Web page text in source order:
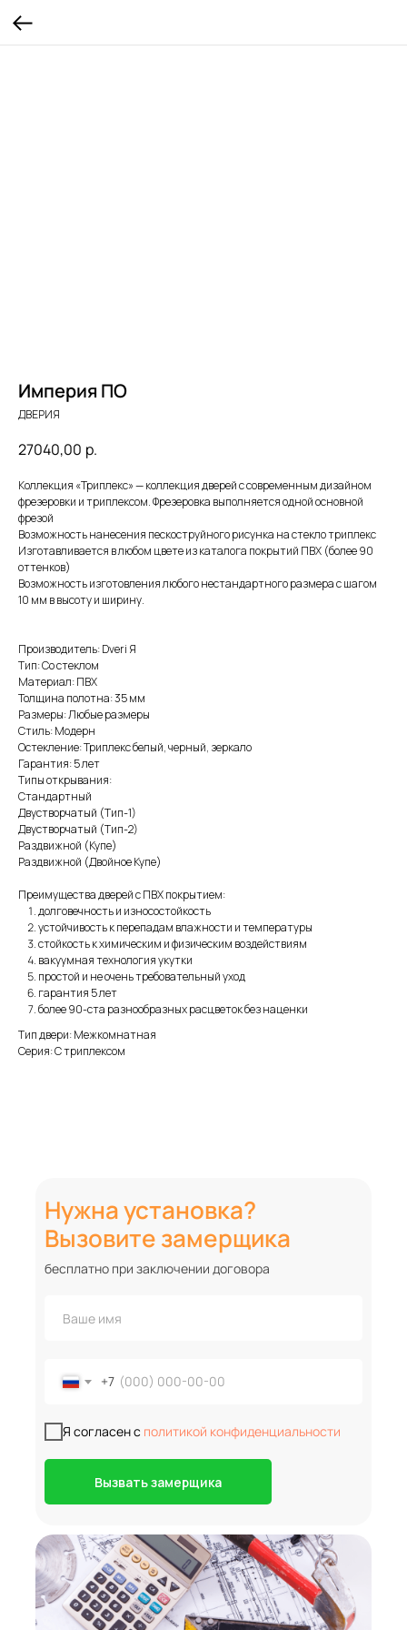
Империя ПО
ДВЕРИЯ
27040,00 р.
Коллекция «Триплекс» — коллекция дверей с современным дизайном
фрезеровки и триплексом. Фрезеровка выполняется одной основной
фрезой
Возможность нанесения пескоструйного рисунка на стекло триплекс
Изготавливается в любом цвете из каталога покрытий ПВХ (более 90
оттенков)
Возможность изготовления любого нестандартного размера с шагом
10 мм в высоту и ширину.
Производитель: Dveri Я
Тип: Со стеклом
Материал: ПВХ
Толщина полотна: 35 мм
Размеры: Любые размеры
Стиль: Модерн
Остекление: Триплекс белый, черный, зеркало
Гарантия: 5 лет
Типы открывания:
Стандартный
Двустворчатый (Тип-1)
Двустворчатый (Тип-2)
Раздвижной (Купе)
Раздвижной (Двойное Купе)
Преимущества дверей с ПВХ покрытием:
долговечность и износостойкость
устойчивость к перепадам влажности и температуры
стойкость к химическим и физическим воздействиям
вакуумная технология укутки
простой и не очень требовательный уход
гарантия 5 лет
более 90-ста разнообразных расцветок без наценки
Тип двери: Межкомнатная
Серия: С триплексом
Нужна установка?
Вызовите замерщика
+7
Я согласен с политикой конфиденциальности
Вызвать замерщика
бесплатно при заключении договора